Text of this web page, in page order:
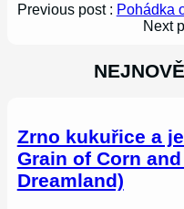
Previous post : Pohádka
Next
Zrno kukuřice a
Grain of Corn
Dreamland)